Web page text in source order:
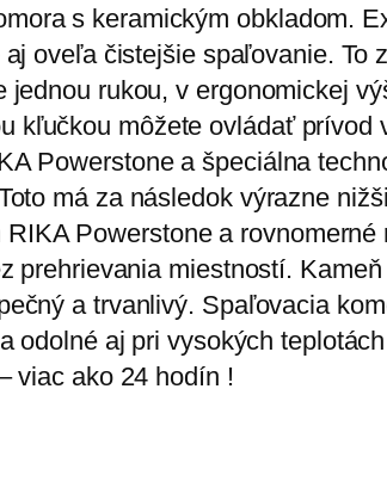
s keramickým obkladom.
oveľa čistejšie spaľovanie.
rukou, v ergonomickej
kľučkou môžete ovládať prívod
Powerstone a špeciálna
má za následok výrazne
Powerstone a
prehrievania miestností.
a trvanlivý. Spaľovacia
odolné aj pri vysokých
viac ako 24 hodín !